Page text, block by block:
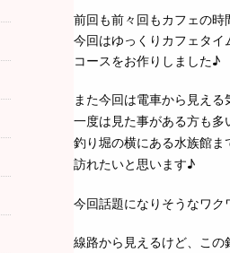
前回も前々回もカフェの時
今回はゆっくりカフェタイ
コースをお作りしました♪
また今回は電車から見える
一度は見た事がある方も多
釣り堀の横にある水族館
訪れたいと思います♪
今回話題になりそうなワ
線路から見えるけど、この